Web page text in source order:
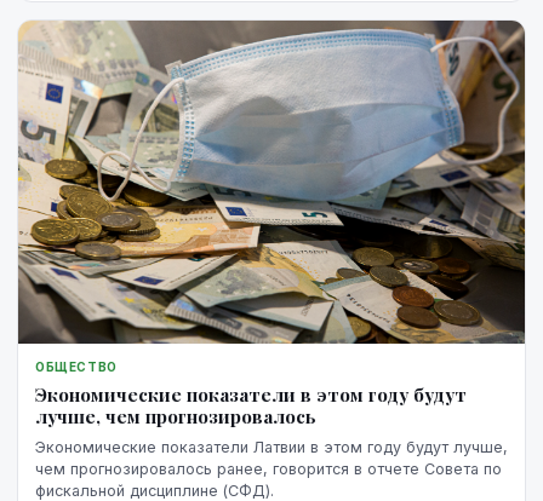
ОБЩЕСТВО
Экономические показатели в этом году будут
лучше, чем прогнозировалось
Экономические показатели Латвии в этом году будут лучше,
чем прогнозировалось ранее, говорится в отчете Совета по
фискальной дисциплине (СФД).